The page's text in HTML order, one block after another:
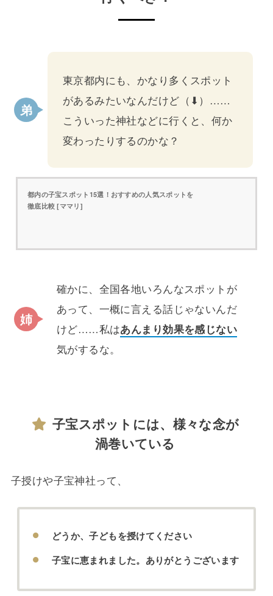
東京都内にも、かなり多くスポット
があるみたいなんだけど（⬇）……
こういった神社などに行くと、何か
変わったりするのかな？
都内の子宝スポット15選！おすすめの人気スポットを
徹底比較 [ママリ]
確かに、全国各地いろんなスポットが
あって、一概に言える話じゃないんだ
けど……私はあんまり効果を感じない
気がするな。
子宝スポットには、様々な念が
渦巻いている
子授けや子宝神社って、
どうか、子どもを授けてください
子宝に恵まれました。ありがとうございます